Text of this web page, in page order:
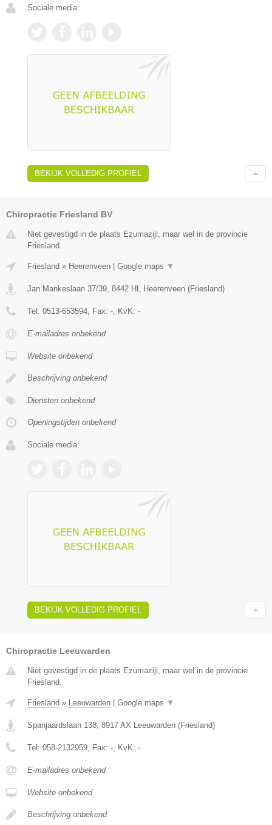
Sociale media:
BEKIJK VOLLEDIG PROFIEL
Chiropractie Friesland BV
Niet gevestigd in de plaats Ezumazijl, maar wel in de provincie
Friesland.
Friesland » Heerenveen | Google maps ▼
Jan Mankeslaan 37/39 8442 HL Heerenveen (Friesland)
Tel: 0513-653594 , Fax: - , KvK: -
E-mailadres onbekend
Website onbekend
Beschrijving onbekend
Diensten onbekend
Openingstijden onbekend
Sociale media:
BEKIJK VOLLEDIG PROFIEL
Chiropractie Leeuwarden
Niet gevestigd in de plaats Ezumazijl, maar wel in de provincie
Friesland.
Friesland » Leeuwarden Google maps ▼
Spanjaardslaan 138, 8917 AX Leeuwarden (Friesland)
Tel: 058-2132959, Fax: -, KvK: -
E-mailadres onbekend
Website onbekend
Beschrijving onbekend